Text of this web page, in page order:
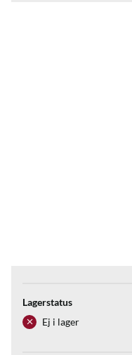
Lagerstatus
Ej i lager